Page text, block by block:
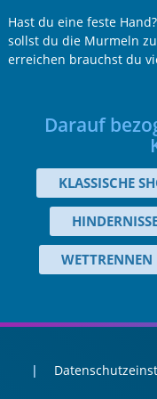
Hast du eine feste
sollst du die Murmeln
erreichen brauchst du
Darauf
KLASSISCHE
WETTRENNEN